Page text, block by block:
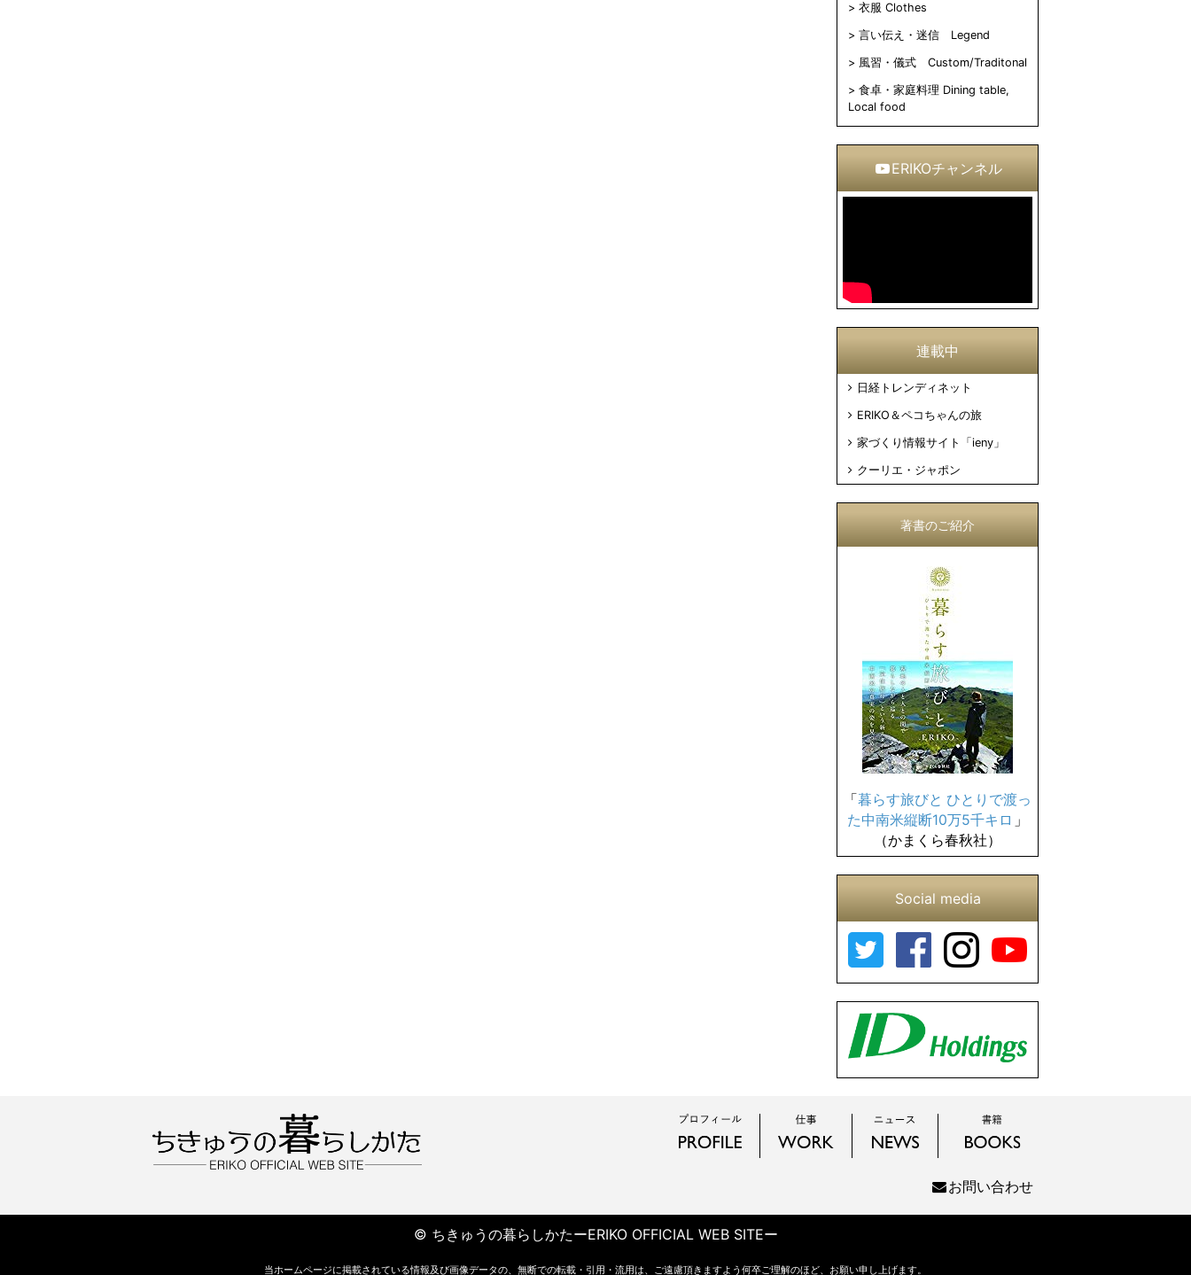
衣服 Clothes
言い伝え・迷信 Legend
風習・儀式 Custom/Traditonal
食卓・家庭料理 Dining table,
Local food
ERIKOチャンネル
連載中
日経トレンディネット
ERIKO＆ペコちゃんの旅
家づくり情報サイト「ieny」
クーリエ・ジャポン
著書のご紹介
「 暮らす旅びと ひとりで渡っ
た中南米縦断10万5千キロ 」
（かまくら春秋社）
Social media
お問い合わせ
© ちきゅうの暮らしかたーERIKO OFFICIAL WEB SITEー
当ホームページに掲載されている情報及び画像データの、無断での転載・引用・流用は、ご遠慮頂きますよう何卒ご理解のほど、お願い申し上げます。